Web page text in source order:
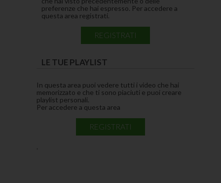
preferenze che hai espresso. Per accedere a
questa area registrati.
REGISTRATI
LE TUE PLAYLIST
In questa area puoi vedere tutti i video che hai
memorizzato e che ti sono piaciuti e puoi creare
playlist personali.
Per accedere a questa area
REGISTRATI
.